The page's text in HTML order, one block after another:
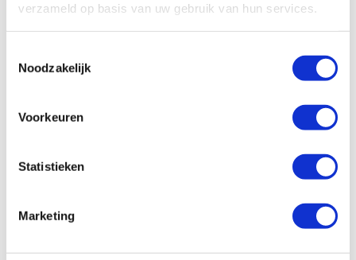
verzameld op basis van uw gebruik van hun services.
Noodzakelijk
Voorkeuren
Statistieken
Marketing
€612,91 Excl. btw